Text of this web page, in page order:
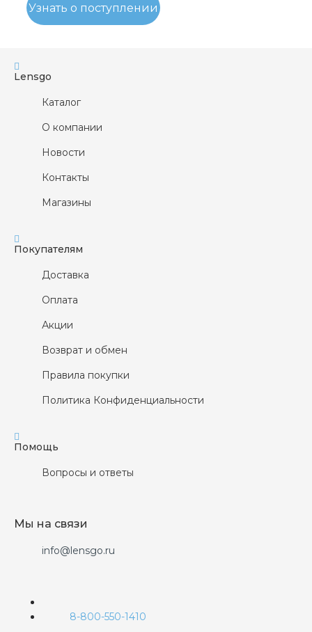
Узнать о поступлении
Lensgo
Каталог
О компании
Новости
Контакты
Магазины
Покупателям
Доставка
Оплата
Акции
Возврат и обмен
Правила покупки
Политика Конфиденциальности
Помощь
Вопросы и ответы
Мы на связи
info@lensgo.ru
8-800-550-1410